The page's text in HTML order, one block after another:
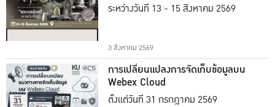
ระหว่างวันที่ 13 - 15 สิงหาคม 2569
3 สิงหาคม 2569
การเปลี่ยนแปลงการจัดเก็บข้อมูลบน
Webex Cloud
ตั้งแต่วันที่ 31 กรกฎาคม 2569